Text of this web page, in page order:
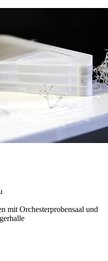
mit Orchesterprobensaal und